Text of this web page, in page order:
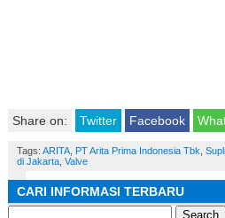
Share on: Twitter Facebook
Tags: ARITA, PT Arita Prima Indonesia Tbk
di Jakarta, Valve
CARI INFORMASI TERBARU